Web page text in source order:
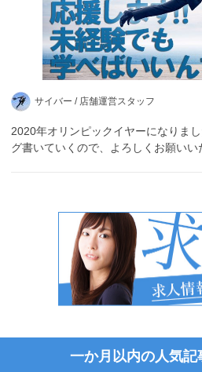
サイバー / 店舗運営スタッフ
2020年オリンピックイヤーになりま
グ書いていくので、よろしくお願いい
一か月以内の人気記